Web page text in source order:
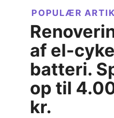
POPULÆR
af el-
batteri.
op til
kr.